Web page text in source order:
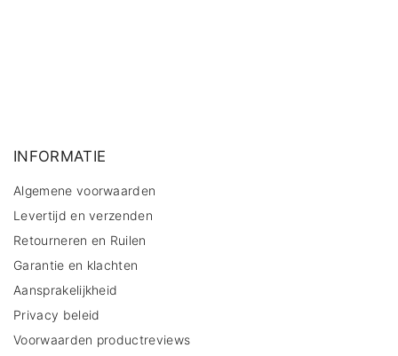
INFORMATIE
Algemene voorwaarden
Levertijd en verzenden
Retourneren en Ruilen
Garantie en klachten
Aansprakelijkheid
Privacy beleid
Voorwaarden productreviews